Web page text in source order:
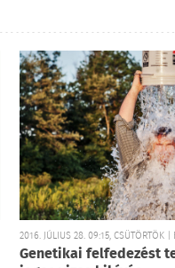
2016. JÚLIUS 28. 09:15, CSÜTÖRTÖK |
Genetikai felfedezést